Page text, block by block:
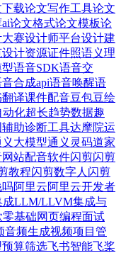
载论文写作工具论文
论文格式论文模板论
赛设计师平台设计建
设计资源证件照语义理
语音SDK语音交
合成api语音唤醒语
译课件配音豆包豆绘
动化超长趋势数据趣
辅助诊断工具达摩院运
义大模型通义灵码道家
站配音软件闪剪闪剪
教程闪剪数字人 闪剪
吗阿里云阿里云开发者
成LLM/LLVM集成与
零基础网页编程面试
音频生成视频项目管
预算筛选飞书智能飞桨